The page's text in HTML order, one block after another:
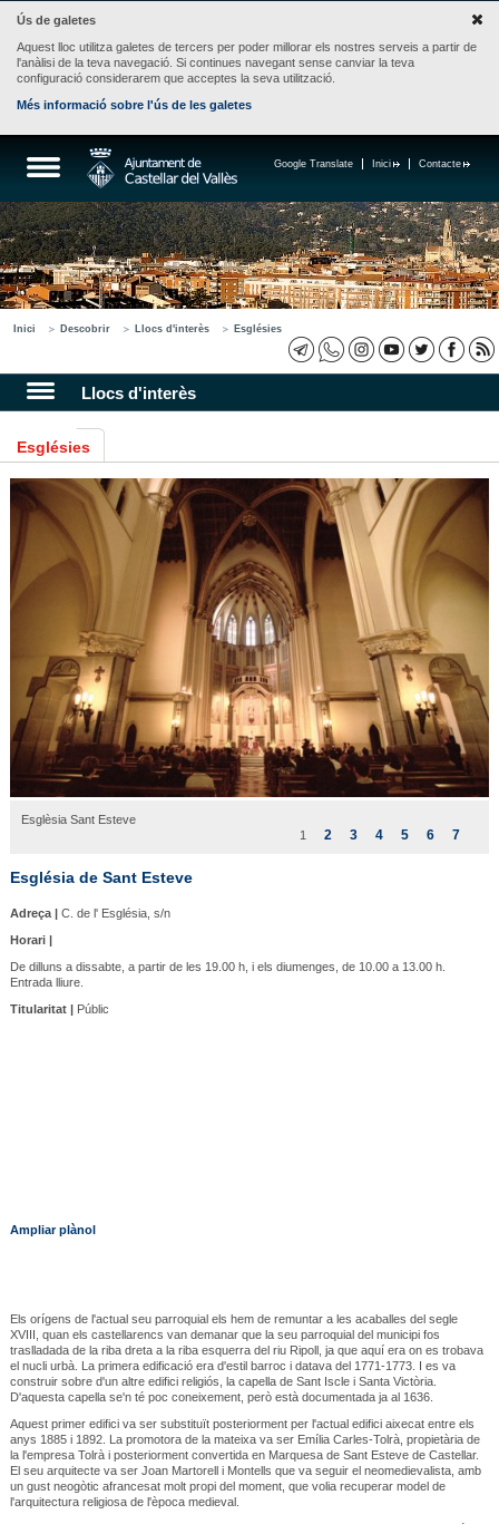
Ús de galetes
Aquest lloc utilitza galetes de tercers per poder millorar els nostres serveis a partir de
l'anàlisi de la teva navegació. Si continues navegant sense canviar la teva
configuració considerarem que acceptes la seva utilització.
Més informació sobre l'ús de les galetes
Contacte
Inici
Google Translate
Inici Descobrir Llocs d'interès Esglésies
Llocs d'interès
Esglésies
Esglèsia Sant Esteve
1
2 3 4 5 6 7
Església de Sant Esteve
Adreça |C. de l' Església, s/n
Horari |
De dilluns a dissabte, a partir de les 19.00 h, i els diumenges, de 10.00 a 13.00 h.
Entrada lliure.
Titularitat |Públic
Ampliar plànol
Els orígens de l'actual seu parroquial els hem de remuntar a les acaballes del segle
XVIII, quan els castellarencs van demanar que la seu parroquial del municipi fos
traslladada de la riba dreta a la riba esquerra del riu Ripoll, ja que aquí era on es trobava
el nucli urbà. La primera edificació era d'estil barroc i datava del 1771-1773. I es va
construir sobre d'un altre edifici religiós, la capella de Sant Iscle i Santa Victòria.
D'aquesta capella se'n té poc coneixement, però està documentada ja al 1636.
Aquest primer edifici va ser substituït posteriorment per l'actual edifici aixecat entre els
anys 1885 i 1892. La promotora de la mateixa va ser Emília Carles-Tolrà, propietària de
la l'empresa Tolrà i posteriorment convertida en Marquesa de Sant Esteve de Castellar.
El seu arquitecte va ser Joan Martorell i Montells que va seguir el neomedievalista, amb
un gust neogòtic afrancesat molt propi del moment, que volia recuperar model de
l'arquitectura religiosa de l'època medieval.